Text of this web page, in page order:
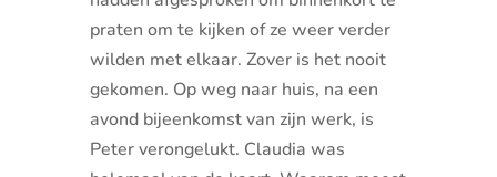
praten om te kijken of ze weer verder
wilden met elkaar. Zover is het nooit
gekomen. Op weg naar huis, na een
avond bijeenkomst van zijn werk, is
Peter verongelukt. Claudia was